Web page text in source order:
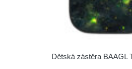
Dětská zástěra BAAGL